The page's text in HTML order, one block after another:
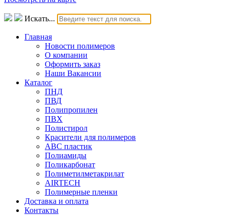
Искать...
Главная
Новости полимеров
О компании
Оформить заказ
Наши Вакансии
Каталог
ПНД
ПВД
Полипропилен
ПВХ
Полистирол
Красители для полимеров
АВС пластик
Полиамиды
Поликарбонат
Полиметилметакрилат
AIRTECH
Полимерные пленки
Доставка и оплата
Контакты